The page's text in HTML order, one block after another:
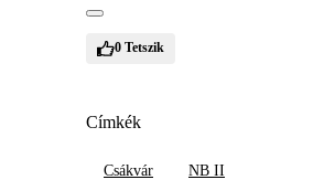
0 Tetszik
Címkék
Csákvár NB II